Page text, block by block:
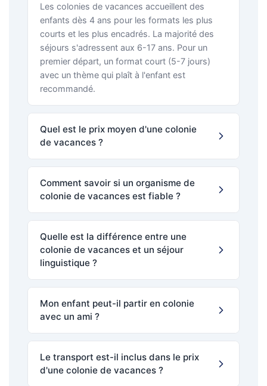
Les colonies de vacances accueillent des
enfants dès 4 ans pour les formats les plus
courts et les plus encadrés. La majorité des
séjours s'adressent aux 6-17 ans. Pour un
premier départ, un format court (5-7 jours)
avec un thème qui plaît à l'enfant est
recommandé.
Quel est le prix moyen d'une colonie
de vacances ?
Comment savoir si un organisme de
colonie de vacances est fiable ?
Quelle est la différence entre une
colonie de vacances et un séjour
linguistique ?
Mon enfant peut-il partir en colonie
avec un ami ?
Le transport est-il inclus dans le prix
d'une colonie de vacances ?